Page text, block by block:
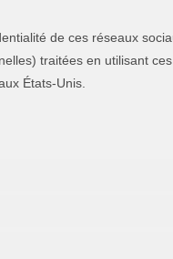
de ces réseaux
traitées en utilisant
États-Unis.